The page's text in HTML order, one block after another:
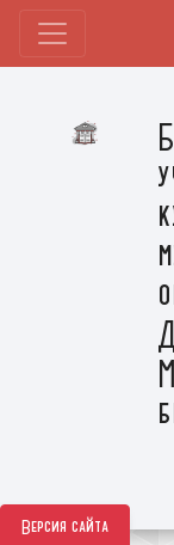
Версия сайта